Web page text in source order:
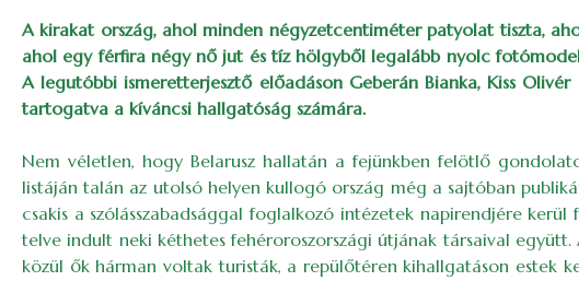
A kirakat ország, ahol minden négyzetcentiméter patyolat tiszta,
ahol egy férfira négy nő jut és tíz hölgyből legalább nyolc
A legutóbbi ismeretterjesztő előadáson Geberán Bianka, Kiss
tartogatva a kíváncsi hallgatóság számára.
Nem véletlen, hogy Belarusz hallatán a fejünkben felötlő
listáján talán az utolsó helyen kullogó ország még a sajtóban
csakis a szólásszabadsággal foglalkozó intézetek napirendjére
telve indult neki kéthetes fehéroroszországi útjának társaival
közül ők hárman voltak turisták, a repülőtéren kihallgatáson estek